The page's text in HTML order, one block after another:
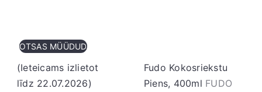
OTSAS MÜÜDUD
(Ieteicams izlietot
līdz 22.07.2026)
Fudo Kokosriekstu
Piens, 400ml FUDO